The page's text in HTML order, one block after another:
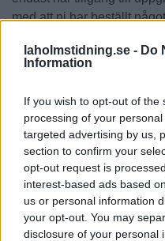
laholmstidning.se - Do
Information
If you wish to opt-out of
processing of your
targeted advertising by us,
section to confirm your
opt-out request is
interest-based ads based
us or personal information
your opt-out. You may
disclosure of your personal
med att ni har beställt
Stöld eller intrång
utrymmen meddelas
Dataskyddsinspektionen
Ansvarig utgivare
Joakim Ormsmarck
Dataskyddsombud
Joakim Ormsmarck
Tel: 0707-709105,